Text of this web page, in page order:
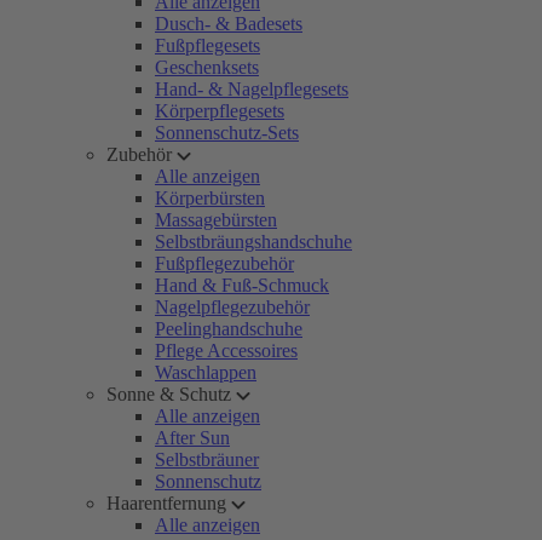
Dusch- & Badesets
Fußpflegesets
Geschenksets
Hand- & Nagelpflegesets
Körperpflegesets
Sonnenschutz-Sets
Zubehör
Alle anzeigen
Körperbürsten
Massagebürsten
Selbstbräungshandschuhe
Fußpflegezubehör
Hand & Fuß-Schmuck
Nagelpflegezubehör
Peelinghandschuhe
Pflege Accessoires
Waschlappen
Sonne & Schutz
Alle anzeigen
After Sun
Selbstbräuner
Sonnenschutz
Haarentfernung
Alle anzeigen